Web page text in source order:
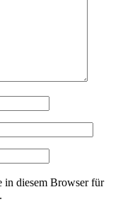
in diesem Browser für